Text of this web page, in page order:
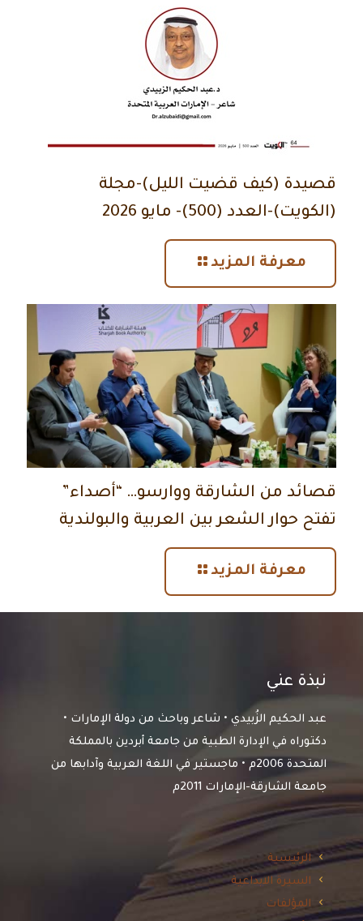
قصيدة (كيف قضيت الليل)-مجلة
(الكويت)-العدد (500)- مايو 2026
معرفة المزيد
قصائد من الشارقة ووارسو… “أصداء”
تفتح حوار الشعر بين العربية والبولندية
معرفة المزيد
نبذة عني
عبد الحكيم الزُبيدي • شاعر وباحث من دولة الإمارات •
دكتوراه في الإدارة الطبية من جامعة أبردين بالمملكة
المتحدة 2006م • ماجستير في اللغة العربية وآدابها من
جامعة الشارقة-الإمارات 2011م
الرئيسية
السيرة الابداعية
المؤلفات